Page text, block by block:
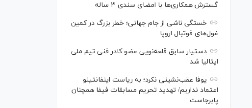
گسترش همکاری‌ها با امضای سندی ۳ ساله
خستگی ناشی از جام جهانی؛ خطر بزرگ در کمین
غول‌های فوتبال اروپا
دستیار سابق قلعه‌نویی عضو کادر فنی تیم ملی
ایتالیا شد
یوفا عقب‌نشینی نکرد؛ به ریاست اینفانتینو
اعتماد نداریم/ تهدید تحریم مسابقات فیفا همچنان
پابرجاست